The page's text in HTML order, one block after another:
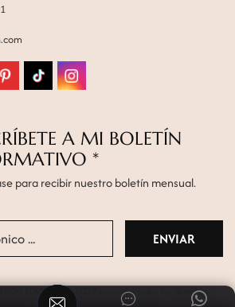
A MI BOLETÍN
*
para recibir nuestro boletín mensual.
PLASTIC CO.,LTD Reservados todos los derechos.